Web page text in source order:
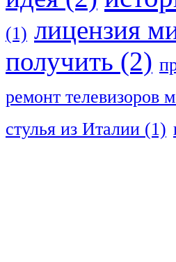
(1) лицензия
получить (2)
ремонт телевизоров
стулья из Италии (1)